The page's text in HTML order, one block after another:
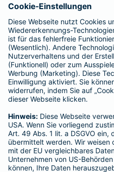
Barmenia ist Teil
Kranken-